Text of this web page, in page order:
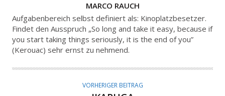
U
T
O
R
MARCO RAUCH
Aufgabenbereich selbst definiert als: Kinoplatzbesetzer.
Findet den Ausspruch „So long and take it easy, because if
you start taking things seriously, it is the end of you”
(Kerouac) sehr ernst zu nehmend.
VORHERIGER BEITRAG